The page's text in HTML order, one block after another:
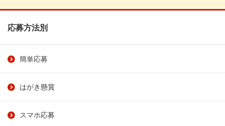
応募方法別
簡単応募
はがき懸賞
スマホ応募